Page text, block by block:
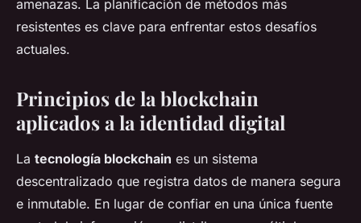
amenazas. La planificación de métodos más
resistentes es clave para enfrentar estos desafíos
actuales.
Principios de la blockchain
aplicados a la identidad digital
La tecnología blockchain es un sistema
descentralizado que registra datos de manera segura
e inmutable. En lugar de confiar en una única fuente